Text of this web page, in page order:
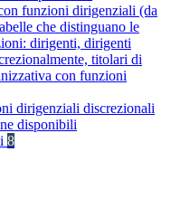
funzioni dirigenziali (da
che distinguano le
dirigenti, dirigenti
titolari di
con funzioni
dirigenziali discrezionali
disponibili
8